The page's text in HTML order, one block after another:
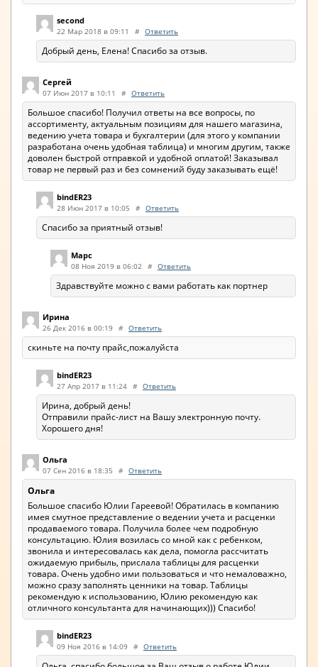
second
22 Мар 2018 в 09:11 # Ответить
Добрый день, Елена! Спасибо за отзыв.
Сергей
07 Июн 2017 в 10:11 # Ответить
Большое спасибо! Получил ответы на все вопросы, по
ассортименту, актуальным позициям для нашего магазина,
ведению учета товара и бухгалтерии (для этого у компании
разработана очень удобная таблица) и многим другим, также
доволен быстрой отправкой и удобной оплатой! Заказывал
товар не первый раз и без сомнений буду заказывать ещё!
bindER23
28 Июн 2017 в 10:05 # Ответить
Спасибо за приятный отзыв!
Марс
08 Ноя 2019 в 06:02 # Ответить
Здравствуйте можно с вами работать как портнер
Ирина
26 Дек 2016 в 00:19 # Ответить
скиньте на почту прайс,пожалуйста
bindER23
27 Апр 2017 в 11:24 # Ответить
Ирина, добрый день!
Отправили прайс-лист на Вашу электронную почту.
Хорошего дня!
Ольга
07 Сен 2016 в 18:35 # Ответить
Ольга
Большое спасибо Юлии Гареевой! Обратилась в компанию
имея смутное представление о ведении учета и расценки
продаваемого товара. Получила более чем подробную
консультацию. Юлия возилась со мной как с ребенком,
звонила и интересовалась как дела, помогла рассчитать
ожидаемую прибыль, прислала таблицы для расценки
товара. Очень удобно ими пользоваться и что немаловажно,
можно сразу заполнять ценники на товар. Таблицы
рекомендую к использованию, Юлию рекомендую как
отличного консультанта для начинающих))) Спасибо!
bindER23
09 Ноя 2016 в 14:09 # Ответить